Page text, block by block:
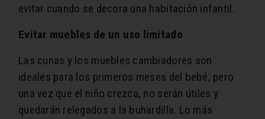
evitar cuando se decora una habitación infantil.
Evitar muebles de un uso limitado
Las cunas y los muebles cambiadores son
ideales para los primeros meses del bebé, pero
una vez que el niño crezca, no serán útiles y
quedarán relegados a la buhardilla. Lo más